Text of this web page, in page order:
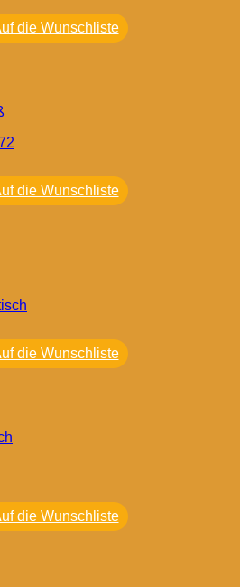
die Wunschliste
die Wunschliste
die Wunschliste
die Wunschliste